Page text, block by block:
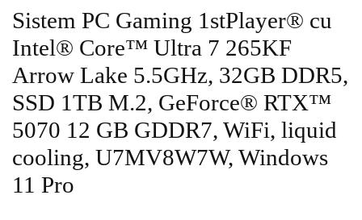
Sistem PC Gaming 1stPlayer® cu
Intel® Core™ Ultra 7 265KF
Arrow Lake 5.5GHz, 32GB DDR5,
SSD 1TB M.2, GeForce® RTX™
5070 12 GB GDDR7, WiFi, liquid
cooling, U7MV8W7W, Windows
11 Pro